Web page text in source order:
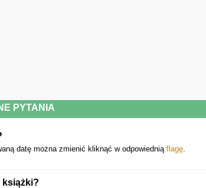
RMF Classic
od wydawcy.
PYTANIA
datę można zmienić kliknąć w odpowiedniąflagę.
książki?